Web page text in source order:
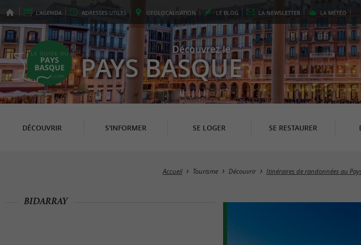
L'AGENDA ADRESSES UTILES GEOLOCALISATION LE BLOG LA NEWSLETTER LA MÉTÉO
Découvrez le
PAYS BASQUE
DÉCOUVRIR S'INFORMER SE LOGER SE RESTAURER
Accueil Tourisme Découvrir Itinéraires de randonnées au
BIDARRAY